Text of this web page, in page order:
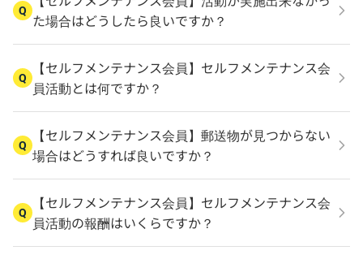
Q た場合はどうしたら良いですか？
Q
【セルフメンテナンス会員】セルフメンテナンス会
員活動とは何ですか？
Q
【セルフメンテナンス会員】郵送物が見つからない
場合はどうすれば良いですか？
Q
【セルフメンテナンス会員】セルフメンテナンス会
員活動の報酬はいくらですか？